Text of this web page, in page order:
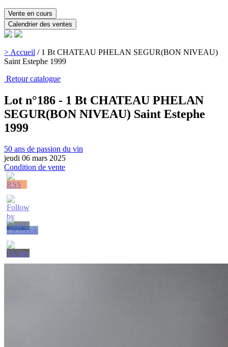
Vente en cours
Calendrier des ventes
> Accueil / 1 Bt CHATEAU PHELAN SEGUR(BON NIVEAU)
Saint Estephe 1999
Retour catalogue
Lot n°186 - 1 Bt CHATEAU PHELAN
SEGUR(BON NIVEAU) Saint Estephe
1999
50 ans de passion du vin
jeudi 06 mars 2025
Condition de vente